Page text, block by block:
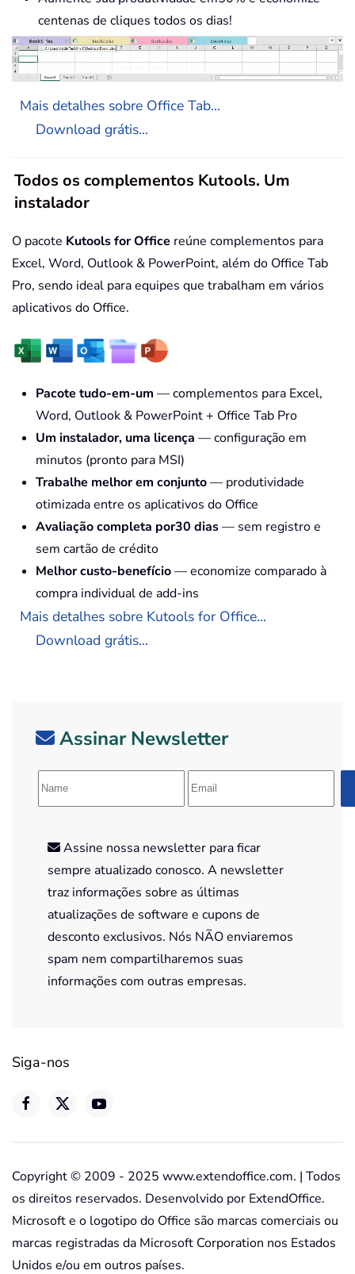
centenas de cliques todos os dias!
Mais detalhes sobre Office Tab...
Download grátis...
Todos os complementos Kutools. Um
instalador
O pacote Kutools for Office reúne complementos para
Excel, Word, Outlook & PowerPoint, além do Office Tab
Pro, sendo ideal para equipes que trabalham em vários
aplicativos do Office.
Pacote tudo-em-um — complementos para Excel,
Word, Outlook & PowerPoint + Office Tab Pro
Um instalador, uma licença — configuração em
minutos (pronto para MSI)
Trabalhe melhor em conjunto— produtividade
otimizada entre os aplicativos do Office
Avaliação completa por30 dias— sem registro e
sem cartão de crédito
Melhor custo-benefício— economize comparado à
compra individual de add-ins
Mais detalhes sobre Kutools for Office...
Download grátis...
Assinar Newsletter
Assine nossa newsletter para ficar
sempre atualizado conosco. A newsletter
traz informações sobre as últimas
atualizações de software e cupons de
desconto exclusivos. Nós NÃO enviaremos
spam nem compartilharemos suas
informações com outras empresas.
Siga-nos
Copyright © 2009 - 2025 www.extendoffice.com. | Todos
os direitos reservados. Desenvolvido por ExtendOffice.
Microsoft e o logotipo do Office são marcas comerciais ou
marcas registradas da Microsoft Corporation nos Estados
Unidos e/ou em outros países.